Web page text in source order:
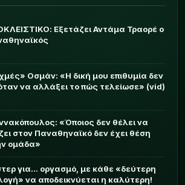
Εξετάζει Αντάμα Τραορέ ο
Οσμάν: «Η δική μου επιθυμία δεν
να αλλάξει το πώς τελείωσε» (vid)
«Όποιος δεν θέλει να
στον Παναθηναϊκό δεν έχει θέση
ομάδα»
για... οργασμό, με κάθε «δεύτερη
να αποδεικνύεται η καλύτερη!